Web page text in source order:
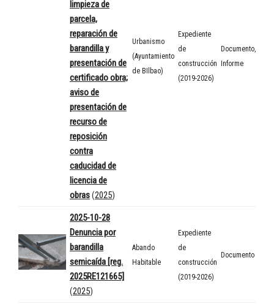
limpieza de
parcela,
reparación de
barandilla y
presentación de
certificado obra;
aviso de
presentación de
recurso de
reposición
contra
caducidad de
licencia de
obras(2025)
Urbanismo
(Ayuntamiento
de BIlbao)
Expediente
de
construcción
(2019-2026)
Documento
Informe
2025-10-28
Denuncia por
barandilla
semicaída [reg.
2025RE121665]
(2025)
Abando
Habitable
Expediente
de
construcción
(2019-2026)
Documento